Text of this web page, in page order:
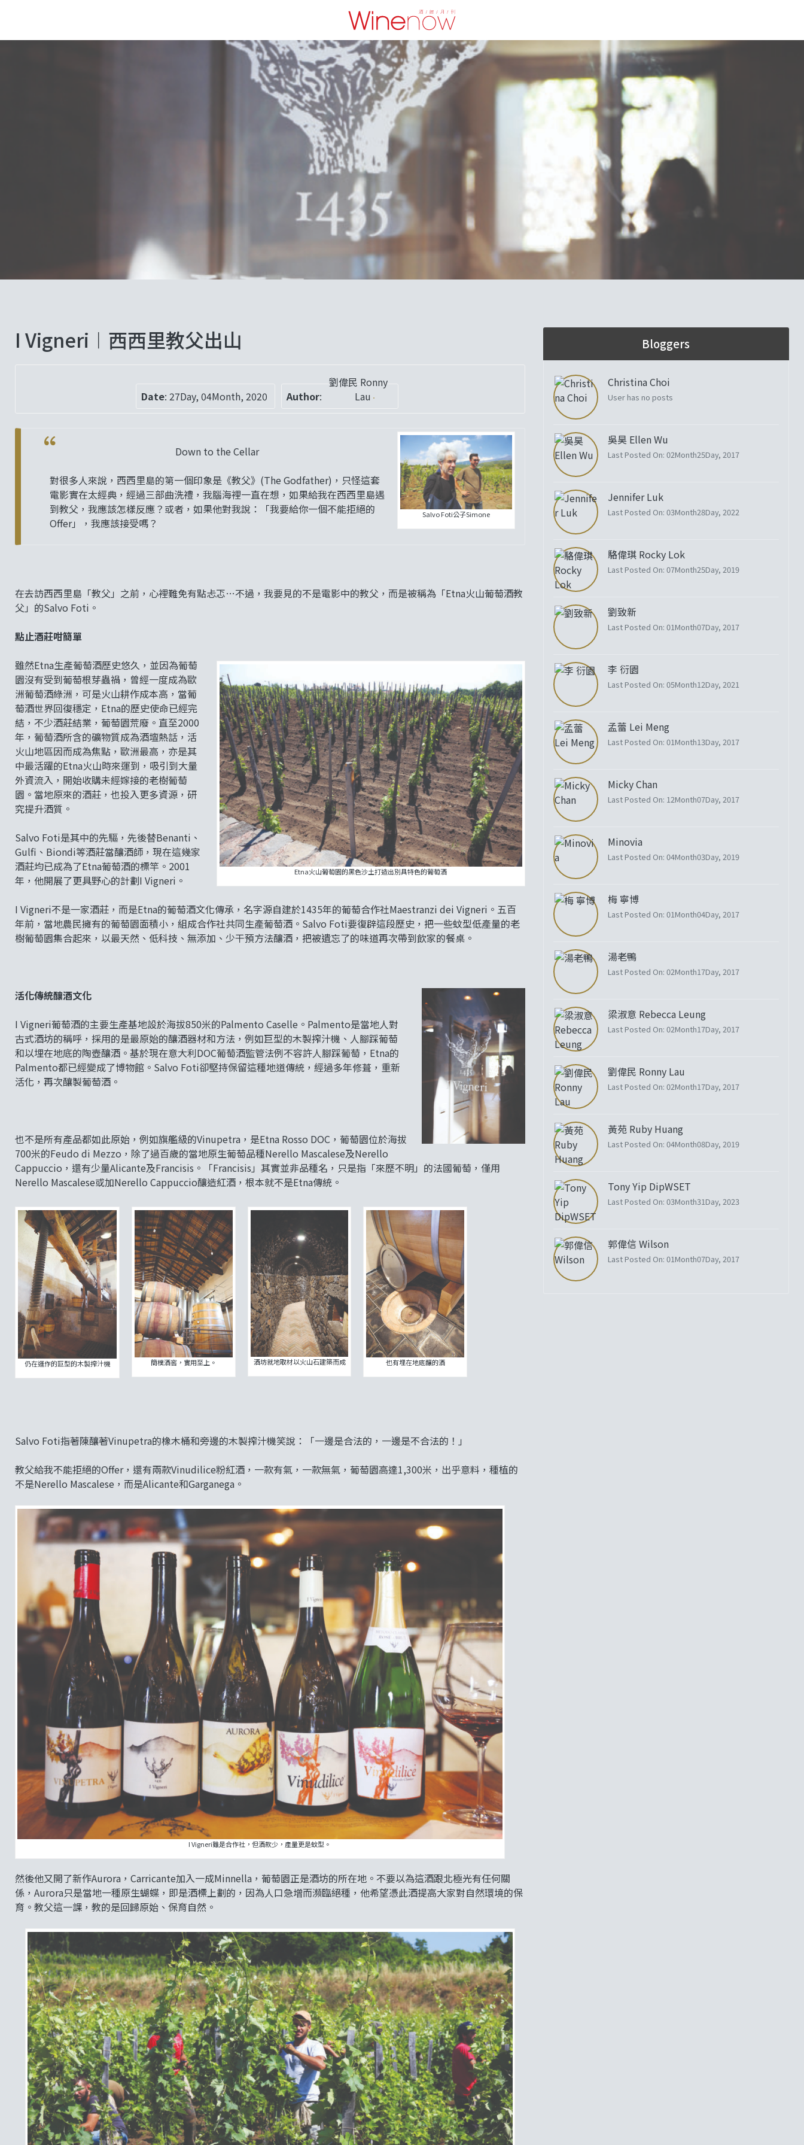
I Vigneri︱西西里教父出山
Date: 27Day, 04Month, 2020 Author:
劉偉民 Ronny
Lau
Salvo Foti公子Simone
Down to the Cellar
對很多人來說，西西里島的第一個印象是《教父》(The Godfather)，只怪這套
電影實在太經典，經過三部曲洗禮，我腦海裡一直在想，如果給我在西西里島遇
到教父，我應該怎樣反應？或者，如果他對我說：「我要給你一個不能拒絕的
Offer」，我應該接受嗎？
在去訪西西里島「教父」之前，心裡難免有點忐忑…不過，我要見的不是電影中的教父，而是被稱為「Etna火山葡萄酒教
父」的Salvo Foti。
點止酒莊咁簡單
Etna火山葡萄園的黑色沙土打造出別具特色的葡萄酒
雖然Etna生產葡萄酒歷史悠久，並因為葡萄
園沒有受到葡萄根芽蟲禍，曾經一度成為歐
洲葡萄酒綠洲，可是火山耕作成本高，當葡
萄酒世界回復穩定，Etna的歷史使命已經完
結，不少酒莊結業，葡萄園荒廢。直至2000
年，葡萄酒所含的礦物質成為酒壇熱話，活
火山地區因而成為焦點，歐洲最高，亦是其
中最活躍的Etna火山時來運到，吸引到大量
外資流入，開始收購未經嫁接的老樹葡萄
園。當地原來的酒莊，也投入更多資源，研
究提升酒質。
Salvo Foti是其中的先驅，先後替Benanti、
Gulfi、Biondi等酒莊當釀酒師，現在這幾家
酒莊均已成為了Etna葡萄酒的標竿。2001
年，他開展了更具野心的計劃I Vigneri。
I Vigneri不是一家酒莊，而是Etna的葡萄酒文化傳承，名字源自建於1435年的葡萄合作社Maestranzi dei Vigneri。五百
年前，當地農民擁有的葡萄園面積小，組成合作社共同生產葡萄酒。Salvo Foti要復辟這段歷史，把一些蚊型低產量的老
樹葡萄園集合起來，以最天然、低科技、無添加、少干預方法釀酒，把被遺忘了的味道再次帶到飲家的餐桌。
活化傳統釀酒文化
I Vigneri葡萄酒的主要生產基地設於海拔850米的Palmento Caselle。Palmento是當地人對
古式酒坊的稱呼，採用的是最原始的釀酒器材和方法，例如巨型的木製搾汁機、人腳踩葡萄
和以埋在地底的陶壺釀酒。基於現在意大利DOC葡萄酒監管法例不容許人腳踩葡萄，Etna的
Palmento都已經變成了博物館。Salvo Foti卻堅持保留這種地道傳統，經過多年修葺，重新
活化，再次釀製葡萄酒。
也不是所有產品都如此原始，例如旗艦級的Vinupetra，是Etna Rosso DOC，葡萄園位於海拔
700米的Feudo di Mezzo，除了過百歲的當地原生葡萄品種Nerello Mascalese及Nerello
Cappuccio，還有少量Alicante及Francisis。「Francisis」其實並非品種名，只是指「來歷不明」的法國葡萄，僅用
Nerello Mascalese或加Nerello Cappuccio釀造紅酒，根本就不是Etna傳統。
仍在運作的巨型的木製搾汁機 簡樸酒窖，實用至上。 酒坊就地取材以火山石建築而成 也有埋在地底釀的酒
Salvo Foti指著陳釀著Vinupetra的橡木桶和旁邊的木製搾汁機笑說：「一邊是合法的，一邊是不合法的！」
教父給我不能拒絕的Offer，還有兩款Vinudilice粉紅酒，一款有氣，一款無氣，葡萄園高達1,300米，出乎意料，種植的
不是Nerello Mascalese，而是Alicante和Garganega。
I Vigneri雖是合作社，但酒款少，產量更是蚊型。
然後他又開了新作Aurora，Carricante加入一成Minnella，葡萄園正是酒坊的所在地。不要以為這酒跟北極光有任何關
係，Aurora只是當地一種原生蝴蝶，即是酒標上劃的，因為人口急增而瀕臨絕種，他希望憑此酒提高大家對自然環境的保
育。教父這一課，教的是回歸原始、保育自然。
Bloggers
Christina Choi
User has no posts
吳昊 Ellen Wu
Last Posted On: 02Month25Day, 2017
Jennifer Luk
Last Posted On: 03Month28Day, 2022
駱偉琪 Rocky Lok
Last Posted On: 07Month25Day, 2019
劉致新
Last Posted On: 01Month07Day, 2017
李 衍園
Last Posted On: 05Month12Day, 2021
孟蕾 Lei Meng
Last Posted On: 01Month13Day, 2017
Micky Chan
Last Posted On: 12Month07Day, 2017
Minovia
Last Posted On: 04Month03Day, 2019
梅 寧博
Last Posted On: 01Month04Day, 2017
湯老鴨
Last Posted On: 02Month17Day, 2017
梁淑意 Rebecca Leung
Last Posted On: 02Month17Day, 2017
劉偉民 Ronny Lau
Last Posted On: 02Month17Day, 2017
黃苑 Ruby Huang
Last Posted On: 04Month08Day, 2019
Tony Yip DipWSET
Last Posted On: 03Month31Day, 2023
郭偉信 Wilson
Last Posted On: 01Month07Day, 2017